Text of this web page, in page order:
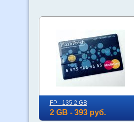
FP - 135 2 GB
2 GB - 393 руб.